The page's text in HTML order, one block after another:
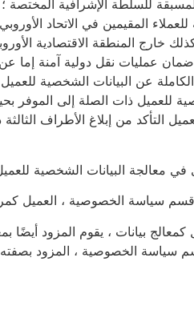
للسلطة الإشرافية
حذف جميع البيانات الشخصية للعميل من أنظمته ؛ (2) بالنسبة
خارج المنطقة الاقتصادية
ضمان عمليات نقل دولية آمنة
بالمسؤولية الكاملة عن البيانات
للعميل ذات الصلة إلى الموفر
التأكد من إبلاغ الأطراف
البيانات الشخصية
سياسة الخصوصية ، العميل
كمعالج بيانات ، يقوم المزود
سياسة الخصوصية ، المزود بصفته